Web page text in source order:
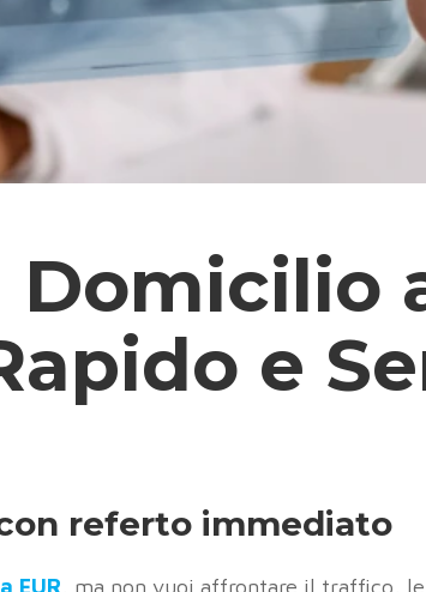
Domicilio
e
referto immediato
EUR, ma non vuoi affrontare il traffico,